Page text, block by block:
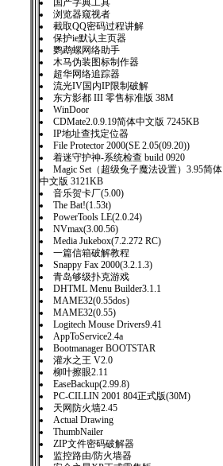
国产字典工具
浏览器窥视者
截取QQ密码过程讲解
保护ie默认主页器
鹦鹉螺网络助手
木马伪装图标制作器
超华网络追踪器
流光IV国内IP限制破解
东方影都 III 零售标准版 38M
WinDoor
CDMate2.0.9.19简体中文版 7245KB
IP地址查找定位器
File Protector 2000(SE 2.05(09.20))
着迷守护神-系统检查 build 0920
Magic Set（超级兔子魔法设置）3.95简体
中文版 3121KB
音乐贺卡厂(5.00)
The Bat!(1.53t)
PowerTools LE(2.0.24)
NVmax(3.00.56)
Media Jukebox(7.2.272 RC)
一篇信箱破解教程
Snappy Fax 2000(3.2.1.3)
青岛够级扑克游戏
DHTML Menu Builder3.1.1
MAME32(0.55dos)
MAME32(0.55)
Logitech Mouse Drivers9.41
AppToService2.4a
Bootmanager BOOTSTAR
灌水之王 V2.0
柳叶擦眼2.11
EaseBackup(2.99.8)
PC-CILLIN 2001 804正式版(30M)
天网防火墙2.45
Actual Drawing
ThumbNailer
ZIP文件密码破解器
监控路由/防火墙器